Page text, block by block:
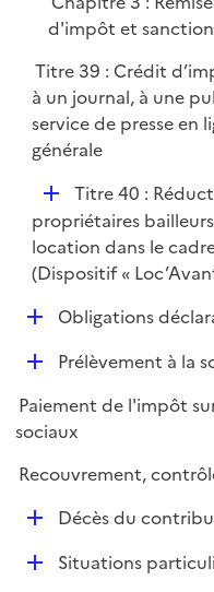
i
e
r
d'impôt et
Titre 39 : Crédit
à un journal, à une
service de presse
générale
D
é
p
l
e
r
Titre 40 :
propriétaires
location dans le
(Dispositif «
D
i
e
r
Obligations
D
p
l
i
Prélèvement à la
Paiement de l'impôt
sociaux
Recouvrement,
DDécès du
DSituations